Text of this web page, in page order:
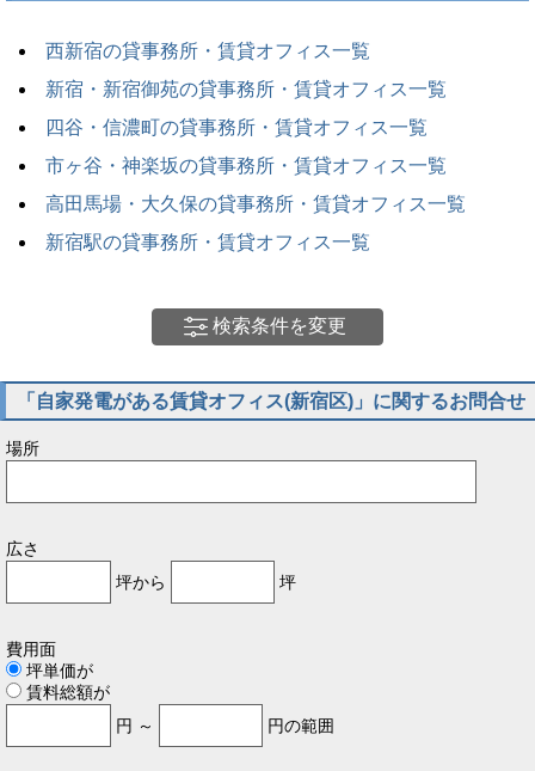
西新宿の貸事務所・賃貸オフィス一覧
新宿・新宿御苑の貸事務所・賃貸オフィス一覧
四谷・信濃町の貸事務所・賃貸オフィス一覧
市ヶ谷・神楽坂の貸事務所・賃貸オフィス一覧
高田馬場・大久保の貸事務所・賃貸オフィス一覧
新宿駅の貸事務所・賃貸オフィス一覧
検索条件を変更
「自家発電がある賃貸オフィス(新宿区)」に関するお問合せ
場所
広さ
坪から
坪
費用面
坪単価が
賃料総額が
円 ～
円の範囲